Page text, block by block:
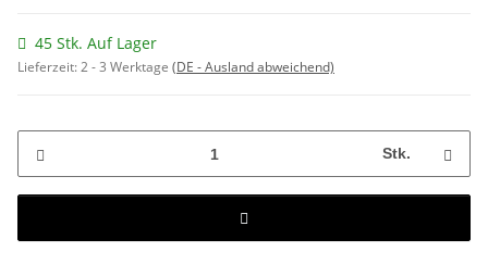
45 Stk. Auf Lager
Lieferzeit:2 - 3 Werktage (DE - Ausland abweichend)
Stk.